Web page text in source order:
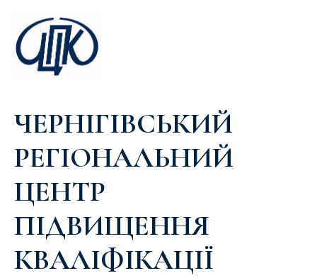
ЧЕРНІГІВСЬКИЙ
РЕГІОНАЛЬНИЙ
ЦЕНТР
ПІДВИЩЕННЯ
КВАЛІФІКАЦІЇ